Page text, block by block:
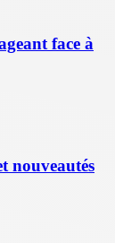
face à
nouveautés